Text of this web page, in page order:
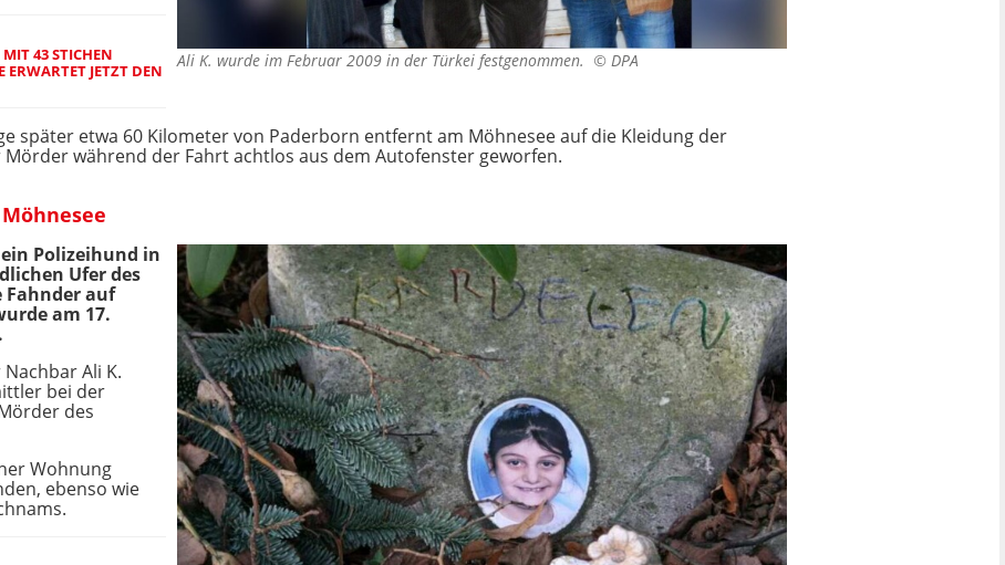
Ali K. wurde im Februar 2009 in der Türkei festgenommen. © DPA
MIT 43 STICHEN
ERWARTET JETZT DEN
später etwa 60 Kilometer von Paderborn entfernt am Möhnesee auf die Kleidung der
während der Fahrt achtlos aus dem Autofenster geworfen.
Polizeihund in
Ufer des
Fahnder auf
am 17.
Ali K.
bei der
des
Wohnung
ebenso wie